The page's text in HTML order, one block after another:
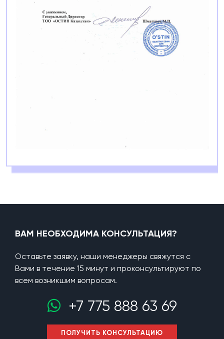
ВАМ НЕОБХОДИМА КОНСУЛЬТАЦИЯ?
Оставьте заявку, наши менеджеры свяжутся с
Вами в течение 15 минут и проконсультируют по
всем возникшим вопросам.
+7 775 888 63 69
ПОЛУЧИТЬ КОНСУЛЬТАЦИЮ